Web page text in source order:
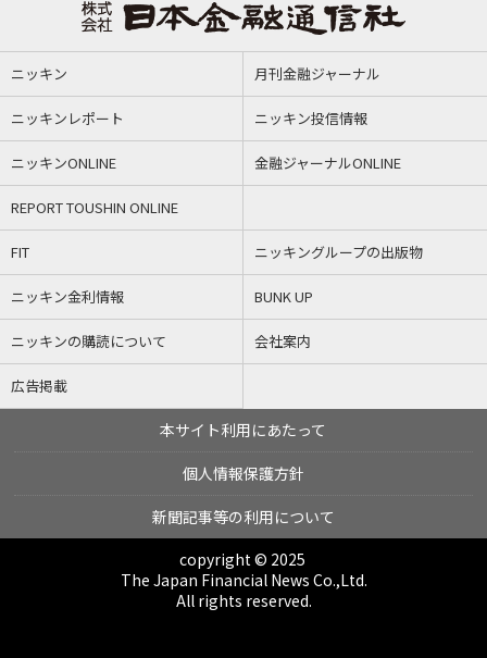
ニッキン 月刊金融ジャーナル
ニッキンレポート ニッキン投信情報
ニッキンONLINE 金融ジャーナルONLINE
REPORT TOUSHIN ONLINE
FIT ニッキングループの出版物
ニッキン金利情報 BUNK UP
ニッキンの購読について 会社案内
広告掲載
本サイト利用にあたって
個人情報保護方針
新聞記事等の利用について
copyright © 2025
The Japan Financial News Co.,Ltd.
All rights reserved.